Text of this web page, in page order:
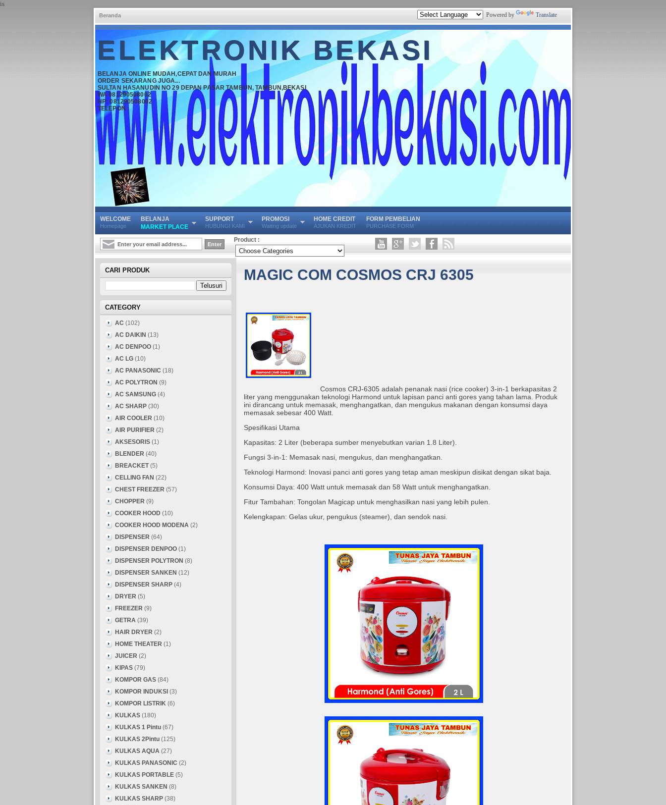
is
Beranda Powered by Translate
ELEKTRONIK BEKASI
BELANJA ONLINE MUDAH,CEPAT DAN MURAH
ORDER SEKARANG JUGA...
SULTAN HASANUDIN NO 29 DEPAN PASAR TAMBUN, TAMBUN,BEKASI
WA 081290508002
HP: 081290508002
TELEPON :
WELCOME
Homepage
BELANJA
MARKET PLACE
SUPPORT
HUBUNGI KAMI
PROMOSI
Waiting update
HOME CREDIT
AJUKAN KREDIT
FORM PEMBELIAN
PURCHASE FORM
Product :
MAGIC COM COSMOS CRJ 6305
Cosmos CRJ-6305 adalah penanak nasi (rice cooker) 3-in-1 berkapasitas 2
liter yang menggunakan teknologi Harmond untuk lapisan panci anti gores yang tahan lama. Produk
ini dirancang untuk memasak, menghangatkan, dan mengukus makanan dengan konsumsi daya
memasak sebesar 400 Watt.
Spesifikasi Utama
Kapasitas: 2 Liter (beberapa sumber menyebutkan varian 1.8 Liter).
Fungsi 3-in-1: Memasak nasi, mengukus, dan menghangatkan.
Teknologi Harmond: Inovasi panci anti gores yang tetap aman meskipun disikat dengan sikat baja.
Konsumsi Daya: 400 Watt untuk memasak dan 58 Watt untuk menghangatkan.
Fitur Tambahan: Tongolan Magicap untuk menghasilkan nasi yang lebih pulen.
Kelengkapan: Gelas ukur, pengukus (steamer), dan sendok nasi.
CARI PRODUK
CATEGORY
AC (102)
AC DAIKIN (13)
AC DENPOO (1)
AC LG (10)
AC PANASONIC (18)
AC POLYTRON (9)
AC SAMSUNG (4)
AC SHARP (30)
AIR COOLER (10)
AIR PURIFIER (2)
AKSESORIS (1)
BLENDER (40)
BREACKET (5)
CELLING FAN (22)
CHEST FREEZER (57)
CHOPPER (9)
COOKER HOOD (10)
COOKER HOOD MODENA (2)
DISPENSER (64)
DISPENSER DENPOO (1)
DISPENSER POLYTRON (8)
DISPENSER SANKEN (12)
DISPENSER SHARP (4)
DRYER (5)
FREEZER (9)
GETRA (39)
HAIR DRYER (2)
HOME THEATER (1)
JUICER (2)
KIPAS (79)
KOMPOR GAS (84)
KOMPOR INDUKSI (3)
KOMPOR LISTRIK (6)
KULKAS (180)
KULKAS 1 Pintu (67)
KULKAS 2Pintu (125)
KULKAS AQUA (27)
KULKAS PANASONIC (2)
KULKAS PORTABLE (5)
KULKAS SANKEN (8)
KULKAS SHARP (38)